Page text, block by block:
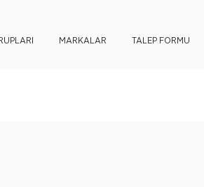
MARKALAR TALEP FORMU